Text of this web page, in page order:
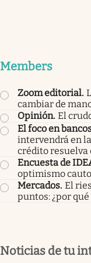
Members
Zoom editorial.
cambiar de
Opinión. El
El foco en
intervendrá en
crédito resuelva
Encuesta de
optimismo
Mercados. El
puntos: ¿por
Noticias de tu